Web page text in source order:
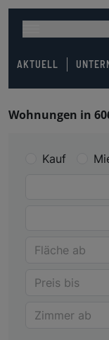
AKTUELL
Wohnungen in
Kauf